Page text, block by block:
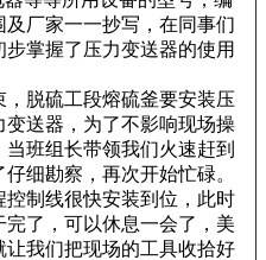
厂家一一抄写，在同事们
掌握了压力变送器的使用
脱硫工段熔硫釜要安装压
变送器，为了不影响现场操
班组长带领我们火速赶到
细勘察，再次开始忙碌。
控制线很快安装到位，此时
完了，可以休息一会了，美
让我们把现场的工具收拾好